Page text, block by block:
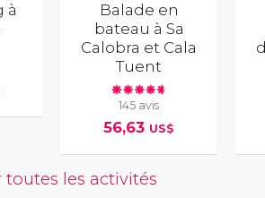
à
Balade en
bateau à Sa
Calobra et Cala
Tuent
145 avis
56,63 US$
toutes les activités